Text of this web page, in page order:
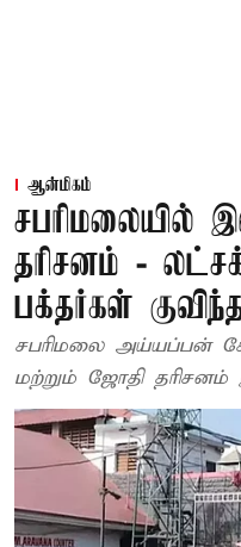
ஆன்மிகம்
சபரிமலையில்
தரிசனம் -
பக்தர்கள்
சபரிமலை அய்யப்பன்
மற்றும் ஜோதி தரிசனம்